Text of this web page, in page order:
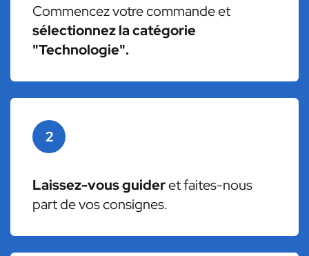
Commencez votre commande et
sélectionnez la catégorie
"Technologie".
2
Laissez-vous guideret faites-nous
part de vos consignes.